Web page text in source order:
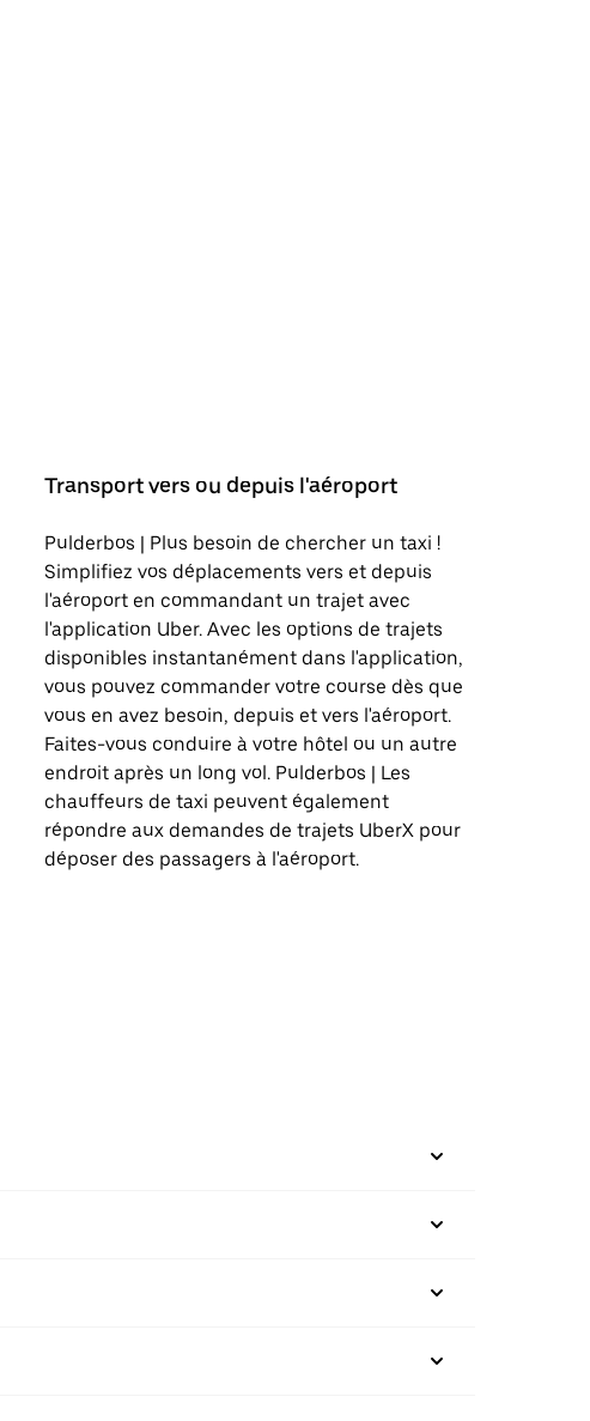
Transport vers ou depuis l'aéroport
Pulderbos | Plus besoin de chercher un taxi !
Simplifiez vos déplacements vers et depuis
l'aéroport en commandant un trajet avec
l'application Uber. Avec les options de trajets
disponibles instantanément dans l'application,
vous pouvez commander votre course dès que
vous en avez besoin, depuis et vers l'aéroport.
Faites-vous conduire à votre hôtel ou un autre
endroit après un long vol. Pulderbos | Les
chauffeurs de taxi peuvent également
répondre aux demandes de trajets UberX pour
déposer des passagers à l'aéroport.